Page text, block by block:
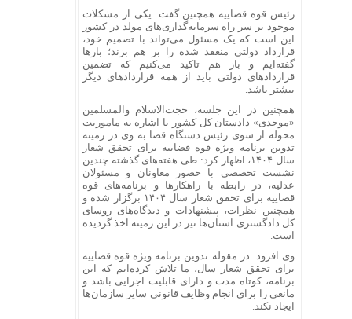
رئیس قوه قضاییه همچنین گفت: یکی از مشکلات
موجود بر سر راه سرمایه‌گذاری‌های مولد در کشور
این است که یک مسئول می‌تواند با تصمیم خود،
قرارداد دولتی منعقد شده را بر هم بزند؛ بار‌ها
گفته‌ایم و باز هم تاکید می‌کنیم که تضمین
قرارداد‌های دولتی باید از همه قرارداد‌های دیگر
بیشتر باشد.
همچنین در این جلسه، حجت‌الاسلام والمسلمین
«موحدی» دادستان کل کشور با اشاره به ماموریت
محوله از سوی رئیس دستگاه قضا به وی در زمینه
تدوین برنامه ویژه قوه قضاییه برای تحقق شعار
سال ۱۴۰۴، اظهار کرد: طی هفته‌های گذشته چندین
نشست تخصصی با حضور معاونان و مسئولان
عدلیه، در رابطه با راهکار‌ها و برنامه‌های قوه
قضاییه برای تحقق شعار سال ۱۴۰۴ برگزار شده و
همچنین نظرات، پیشنهادات و دیدگاه‌های روسای
کل دادگستری استان‌ها نیز در این زمینه اخذ گردیده
است.
وی افزود: در مقوله تدوین برنامه ویژه قوه قضاییه
برای تحقق شعار سال، ما تلاش کرده‌ایم که این
برنامه، کوتاه مدت و دارای قابلیت اجرایی باشد و
مانعی را برای انجام وظایف قانونی سایر سازمان‌ها
ایجاد نکند.